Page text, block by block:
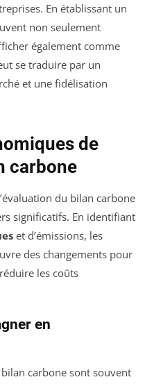
En établissant un
non seulement
également comme
se traduire par un
et une fidélisation
de
carbone
du bilan carbone
significatifs. En identifiant
et d’émissions, les
des changements pour
les coûts
en
carbone sont souvent